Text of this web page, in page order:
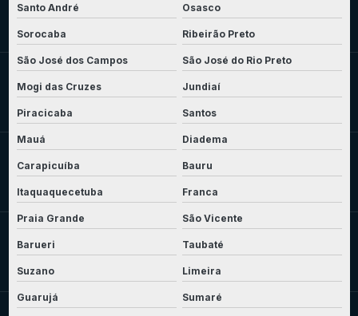
Santo André Osasco
Sorocaba Ribeirão Preto
São José dos Campos São José do Rio Preto
Mogi das Cruzes Jundiaí
Piracicaba Santos
Mauá Diadema
Carapicuíba Bauru
Itaquaquecetuba Franca
Praia Grande São Vicente
Barueri Taubaté
Suzano Limeira
Guarujá Sumaré